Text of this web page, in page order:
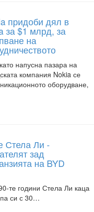
придоби дял в
за $1 млрд, за
на
напусна пазара на
компания Nokia се
оборудване,
Стела Ли -
зад
на BYD
те години Стела Ли каца
си с 30…